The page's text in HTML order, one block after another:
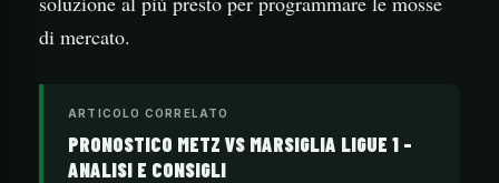
di mercato.
ARTICOLO CORRELATO
PRONOSTICO METZ VS MARSIGLIA LIGUE 1 –
ANALISI E CONSIGLI